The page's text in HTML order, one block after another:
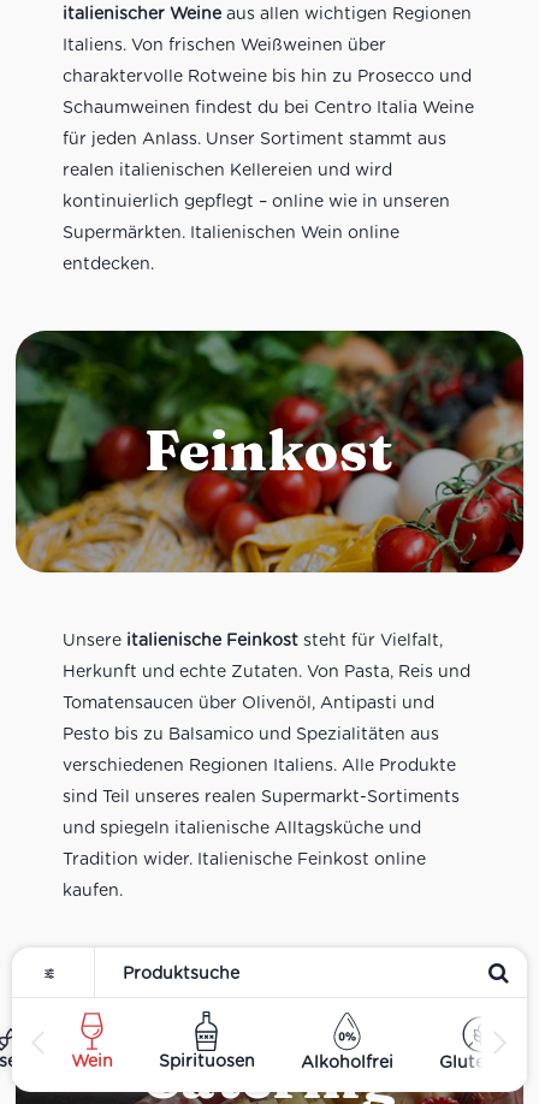
Wein Spirituosen Alkoholfrei Glutenfrei
italienischer Weineaus allen wichtigen Regionen
Italiens. Von frischen Weißweinen über
charaktervolle Rotweine bis hin zu Prosecco und
Schaumweinen findest du bei Centro Italia Weine
für jeden Anlass. Unser Sortiment stammt aus
realen italienischen Kellereien und wird
kontinuierlich gepflegt – online wie in unseren
Supermärkten. Italienischen Wein online
entdecken.
Feinkost
Unsere italienische Feinkoststeht für Vielfalt,
Herkunft und echte Zutaten. Von Pasta, Reis und
Tomatensaucen über Olivenöl, Antipasti und
Pesto bis zu Balsamico und Spezialitäten aus
verschiedenen Regionen Italiens. Alle Produkte
sind Teil unseres realen Supermarkt-Sortiments
und spiegeln italienische Alltagsküche und
Tradition wider. Italienische Feinkost online
kaufen.
Catering